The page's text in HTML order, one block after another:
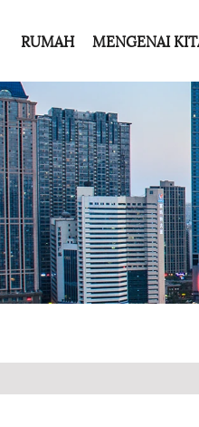
RUMAH MENGENAI